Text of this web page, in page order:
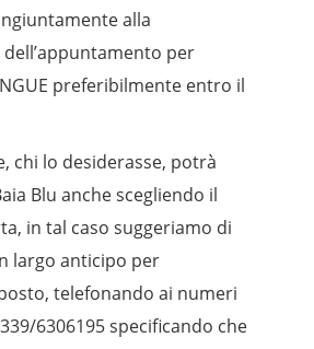
alla
per
preferibilmente entro il
chi lo desiderasse, potrà
Blu anche scegliendo il
in tal caso suggeriamo di
largo anticipo per
telefonando ai numeri
6306195 specificando che